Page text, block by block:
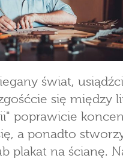
świat,
się między
poprawicie
a ponadto
plakat na ścianę.